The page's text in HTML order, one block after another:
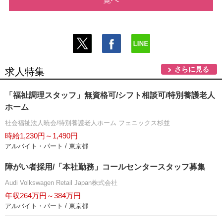
求人特集 さらに見る
「福祉調理スタッフ」無資格可/シフト相談可/特別養護老人
ホーム
社会福祉法人暁会/特別養護老人ホーム フェニックス杉並
時給1,230円～1,490円
アルバイト・パート / 東京都
障がい者採用/「本社勤務」コールセンタースタッフ募集
Audi Volkswagen Retail Japan株式会社
年収264万円～384万円
アルバイト・パート / 東京都